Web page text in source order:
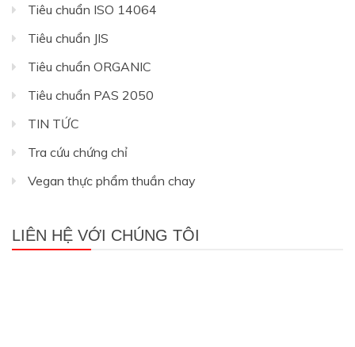
Tiêu chuẩn ISO 14064
Tiêu chuẩn JIS
Tiêu chuẩn ORGANIC
Tiêu chuẩn PAS 2050
TIN TỨC
Tra cứu chứng chỉ
Vegan thực phẩm thuần chay
LIÊN HỆ VỚI CHÚNG TÔI